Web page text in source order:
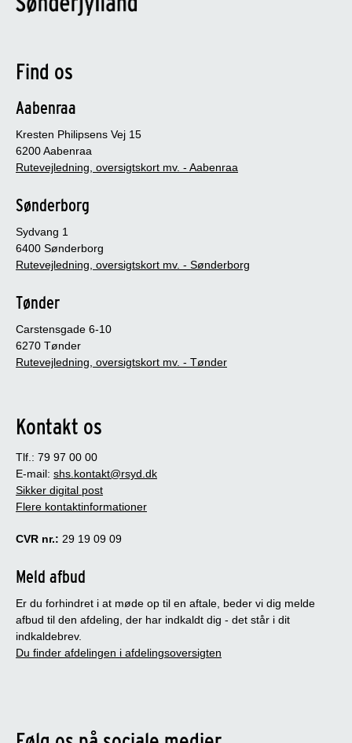
Find os
Aabenraa
Kresten Philipsens Vej 15
6200 Aabenraa
Rutevejledning, oversigtskort mv. - Aabenraa
Sønderborg
Sydvang 1
6400 Sønderborg
Rutevejledning, oversigtskort mv. - Sønderborg
Tønder
Carstensgade 6-10
6270 Tønder
Rutevejledning, oversigtskort mv. - Tønder
Kontakt os
Tlf.: 79 97 00 00
E-mail: shs.kontakt@rsyd.dk
Sikker digital post
Flere kontaktinformationer
CVR nr.: 29 19 09 09
Meld afbud
Er du forhindret i at møde op til en aftale, beder vi dig melde
afbud til den afdeling, der har indkaldt dig - det står i dit
indkaldebrev.
Du finder afdelingen i afdelingsoversigten